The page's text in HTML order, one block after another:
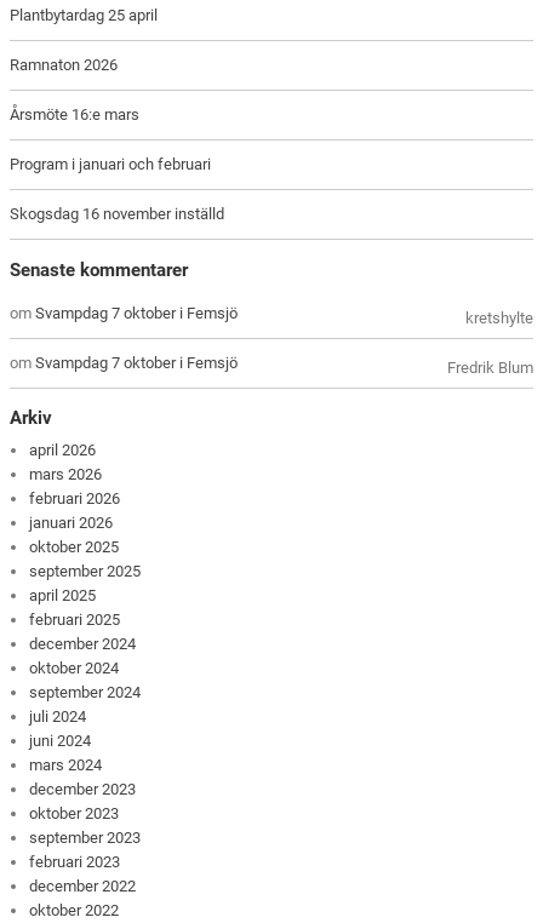
Plantbytardag 25 april
Ramnaton 2026
Årsmöte 16:e mars
Program i januari och februari
Skogsdag 16 november inställd
Senaste kommentarer
kretshylte
omSvampdag 7 oktober i Femsjö
Fredrik Blum
omSvampdag 7 oktober i Femsjö
Arkiv
april 2026
mars 2026
februari 2026
januari 2026
oktober 2025
september 2025
april 2025
februari 2025
december 2024
oktober 2024
september 2024
juli 2024
juni 2024
mars 2024
december 2023
oktober 2023
september 2023
februari 2023
december 2022
oktober 2022